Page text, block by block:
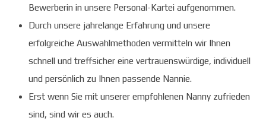
Bewerberin in unsere Personal-Kartei aufgenommen.
Durch unsere jahrelange Erfahrung und unsere
erfolgreiche Auswahlmethoden vermitteln wir Ihnen
schnell und treffsicher eine vertrauenswürdige, individuell
und persönlich zu Ihnen passende Nannie.
Erst wenn Sie mit unserer empfohlenen Nanny zufrieden
sind, sind wir es auch.